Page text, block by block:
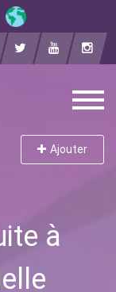
Ajouter
à